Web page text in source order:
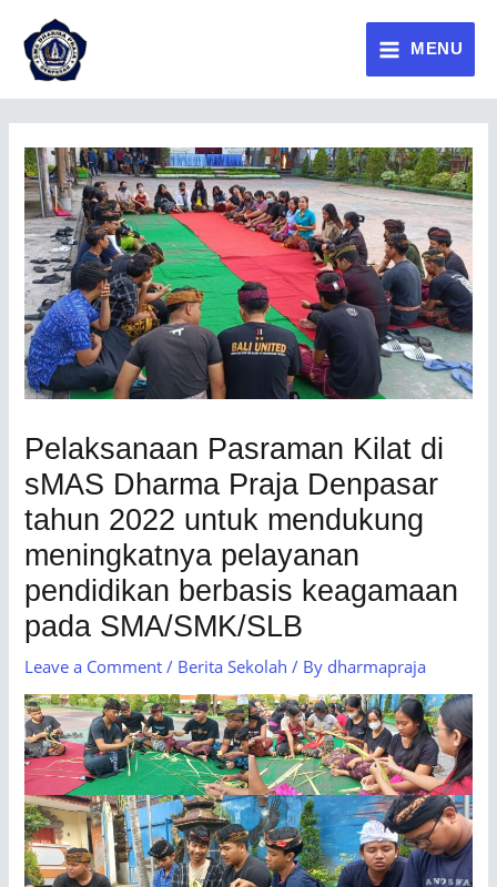
MENU
Pelaksanaan Pasraman Kilat di
sMAS Dharma Praja Denpasar
tahun 2022 untuk mendukung
meningkatnya pelayanan
pendidikan berbasis keagamaan
pada SMA/SMK/SLB
Leave a Comment / Berita Sekolah / By dharmapraja